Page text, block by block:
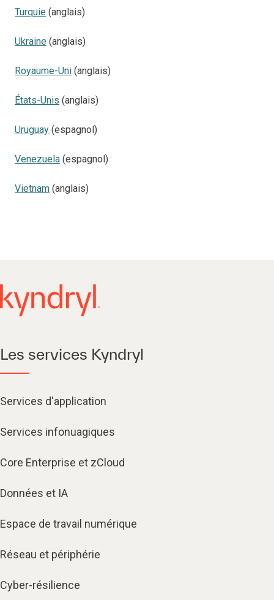
Turquie (anglais)
Ukraine (anglais)
Royaume-Uni (anglais)
États-Unis (anglais)
Uruguay (espagnol)
Venezuela (espagnol)
Vietnam (anglais)
Les services Kyndryl
Services d'application
Services infonuagiques​
Core Enterprise et zCloud
Données et IA
Espace de travail numérique
Réseau et périphérie
Cyber-résilience